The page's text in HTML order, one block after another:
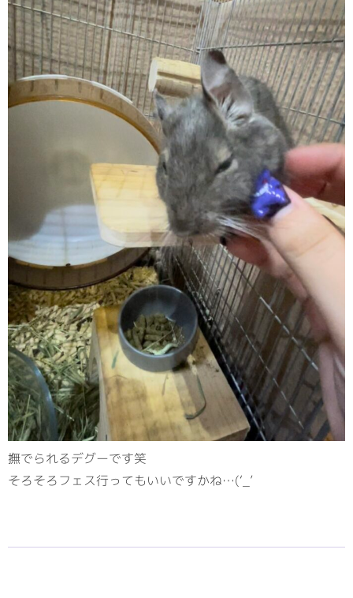
撫でられるデグーです笑
そろそろフェス行ってもいいですかね…(‘_’